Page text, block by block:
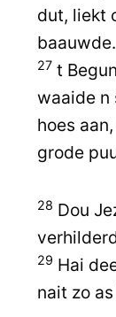
dut, liekt
baauwde.
27 t
waaide n
hoes
grode
28 Dou
29 Hai
nait zo